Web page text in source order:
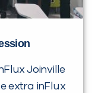
Joinville
extra inFlux